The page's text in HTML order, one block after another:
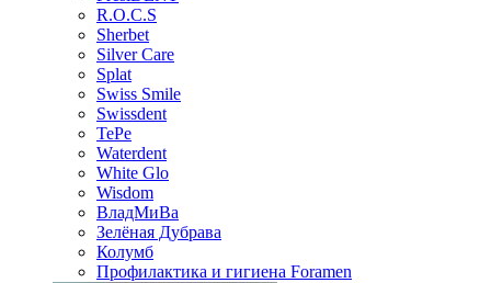
R.O.C.S
Sherbet
Silver Care
Splat
Swiss Smile
Swissdent
TePe
Waterdent
White Glo
Wisdom
ВладМиВа
Зелёная Дубрава
Колумб
Профилактика и гигиена Foramen